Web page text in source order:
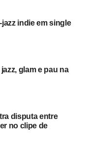
indie em single
glam e pau na
disputa entre
no clipe de